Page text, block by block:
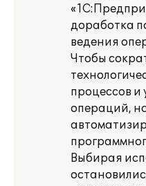
доработка
ведения
Чтобы
процессов и
операций,
Выбирая